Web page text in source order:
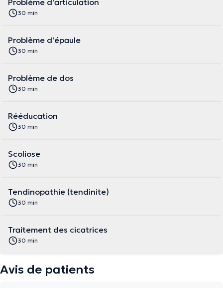
Problème d'articulation
30 min
Problème d'épaule
30 min
Problème de dos
30 min
Rééducation
30 min
Scoliose
30 min
Tendinopathie (tendinite)
30 min
Traitement des cicatrices
30 min
Avis de patients